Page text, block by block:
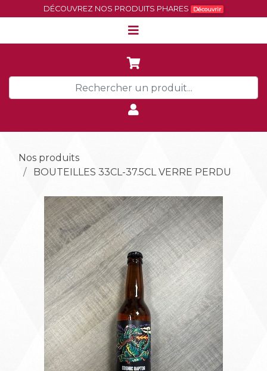
DÉCOUVREZ NOS PRODUITS PHARES Découvrir
Nos produits
BOUTEILLES 33CL-37.5CL VERRE PERDU
Précédent